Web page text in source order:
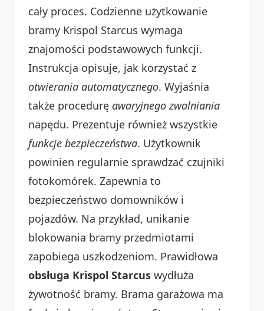
cały proces. Codzienne użytkowanie
bramy Krispol Starcus wymaga
znajomości podstawowych funkcji.
Instrukcja opisuje, jak korzystać z
otwierania automatycznego. Wyjaśnia
także procedurę awaryjnego zwalniania
napędu. Prezentuje również wszystkie
funkcje bezpieczeństwa. Użytkownik
powinien regularnie sprawdzać czujniki
fotokomórek. Zapewnia to
bezpieczeństwo domowników i
pojazdów. Na przykład, unikanie
blokowania bramy przedmiotami
zapobiega uszkodzeniom. Prawidłowa
obsługa Krispol Starcus wydłuża
żywotność bramy. Brama garażowa ma